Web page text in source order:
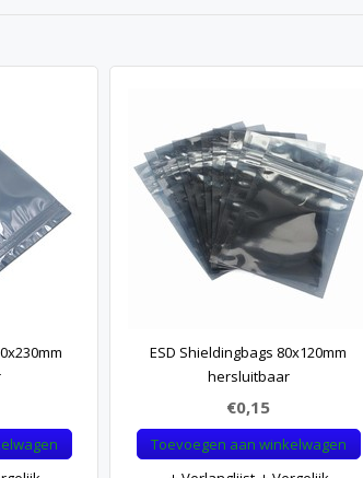
ESD Shieldingbags 80x120mm
hersluitbaar
€0,15
Toevoegen aan winkelwagen